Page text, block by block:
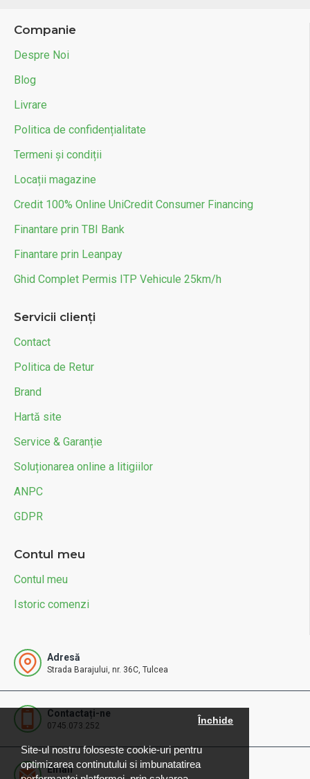
Site-ul nostru foloseste cookie-uri pentru
optimizarea continutului si imbunatatirea
Închide
Companie
Despre Noi
Blog
Livrare
Politica de confidențialitate
Termeni și condiții
Locații magazine
Credit 100% Online UniCredit Consumer Financing
Finantare prin TBI Bank
Finantare prin Leanpay
Ghid Complet Permis ITP Vehicule 25km/h
Servicii clienți
Contact
Politica de Retur
Brand
Hartă site
Service & Garanție
Soluționarea online a litigiilor
ANPC
GDPR
Contul meu
Contul meu
Istoric comenzi
Adresă
Strada Barajului, nr. 36C, Tulcea
Contactați-ne
0745.073.252
Email